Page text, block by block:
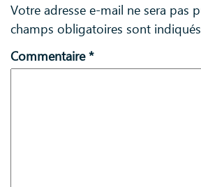
Votre adresse e-mail ne sera pas
champs obligatoires sont
Commentaire*